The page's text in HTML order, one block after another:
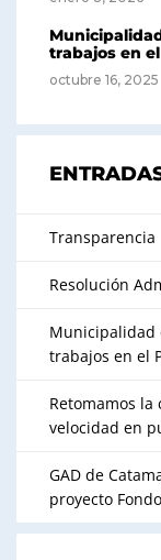
trabajos en
octubre 16, 2025
Transparencia
Resolución
Municipalidad
trabajos en el
Retomamos
velocidad en
GAD de
proyecto